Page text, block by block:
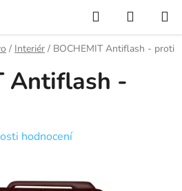
Hledat
KOŠÍK
/ Interiér / BOCHEMIT Antiflash - proti
Antiflash -
hodnocení